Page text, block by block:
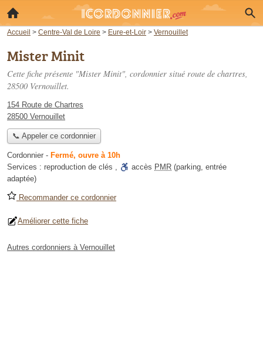
Accueil > Centre-Val de Loire > Eure-et-Loir > Vernouillet
Mister Minit
Cette fiche présente "Mister Minit", cordonnier situé route de chartres,
28500 Vernouillet.
154 Route de Chartres
28500 Vernouillet
📞 Appeler ce cordonnier
Cordonnier - Fermé, ouvre à 10h
Services : reproduction de clés , accès PMR (parking, entrée
adaptée)
Recommander ce cordonnier
Améliorer cette fiche
Autres cordonniers à Vernouillet